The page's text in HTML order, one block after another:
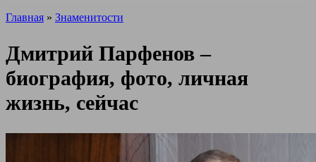
Главная » Знаменитости
Дмитрий Парфенов –
биография, фото, личная
жизнь, сейчас